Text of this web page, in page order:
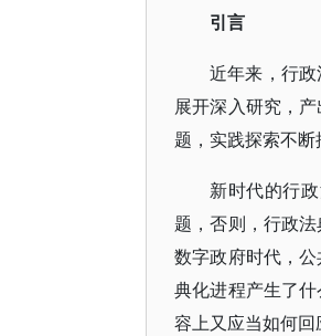
引言
近年来，行
展开深入研究，
题，实践探索不断
新时代的行
题，否则，行政
数字政府时代，
典化进程产生了
容上又应当如何回